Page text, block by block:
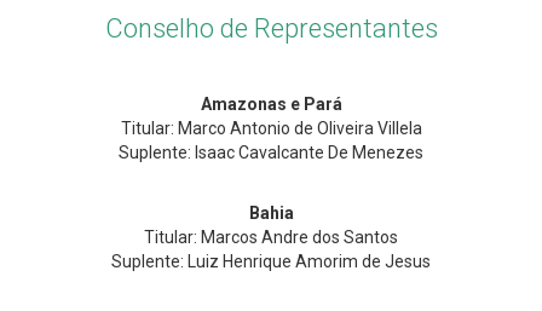
Conselho de Representantes
Amazonas e Pará
Titular: Marco Antonio de Oliveira Villela
Suplente: Isaac Cavalcante De Menezes
Bahia
Titular: Marcos Andre dos Santos
Suplente: Luiz Henrique Amorim de Jesus